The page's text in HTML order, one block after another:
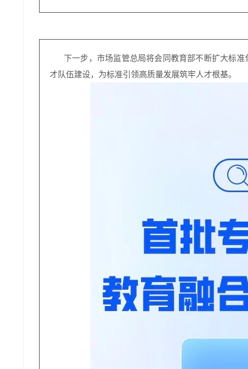
下一步，市场监管总局将会同教育部不断扩大标
才队伍建设，为标准引领高质量发展筑牢人才根基。